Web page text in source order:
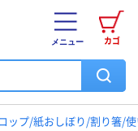
カゴ
メニュー
ップ/紙おしぼり/割り箸/